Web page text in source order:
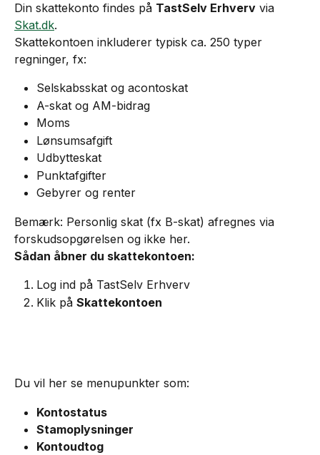
Din skattekonto findes på TastSelv Erhverv via
Skat.dk.
Skattekontoen inkluderer typisk ca. 250 typer
regninger, fx:
Selskabsskat og acontoskat
A-skat og AM-bidrag
Moms
Lønsumsafgift
Udbytteskat
Punktafgifter
Gebyrer og renter
Bemærk: Personlig skat (fx B-skat) afregnes via
forskudsopgørelsen og ikke her.
Sådan åbner du skattekontoen:
Log ind på TastSelv Erhverv
Klik på Skattekontoen
Du vil her se menupunkter som:
Kontostatus
Stamoplysninger
Kontoudtog